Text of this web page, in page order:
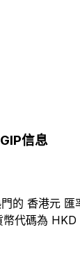
信息
的 香港元
代碼為 HKD